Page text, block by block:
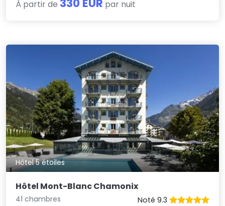
À partir de 330 EUR par nuit
Hôtel 5 étoiles
Hôtel Mont-Blanc Chamonix
41 chambres
Noté 9.3